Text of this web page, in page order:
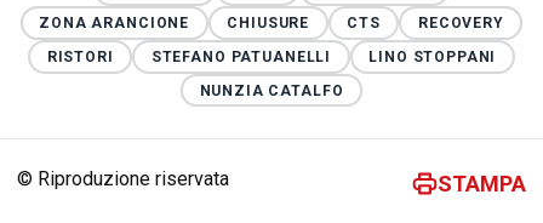
ZONA ARANCIONE
CHIUSURE CTS
RECOVERY
RISTORI
STEFANO PATUANELLI
LINO STOPPANI
NUNZIA CATALFO
© Riproduzione riservata STAMPA